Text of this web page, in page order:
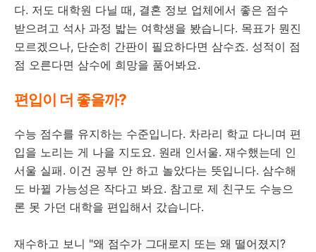
다. 저도 대학원 다닐 때, 결혼 정보 업체에서 좋은 점수
받으려고 석사 과정 밟는 여학생을 봤습니다. 목표가 뭔진
모르겠으나, 단순히 간판이 필요하다면 삼수죠. 성적이 점
점 오른다면 삼수에 희망을 품어봐요.
편입이 더 좋을까?
수능 점수를 유지하는 수준입니다. 차라리 학교 다니며 편
입을 노리는 게 나을 지도요. 원래 인서울. 재수했는데 인
서울 실패. 이건 공부 안 하고 놀았다는 뜻입니다. 삼수해
도 바뀔 가능성은 작다고 봐요. 참고로 제 친구도 수능으
론 못 가던 대학을 편입해서 갔습니다.
재수하고 보니 "왜 점수가 그대로지 또는 왜 떨어졌지?